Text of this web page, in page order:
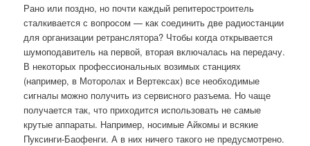
Рано или поздно, но почти каждый репитеростроитель
сталкивается с вопросом — как соединить две радиостанции
для организации ретранслятора? Чтобы когда открывается
шумоподавитель на первой, вторая включалась на передачу.
В некоторых профессиональных возимых станциях
(например, в Моторолах и Вертексах) все необходимые
сигналы можно получить из сервисного разъема. Но чаще
получается так, что приходится использовать не самые
крутые аппараты. Например, носимые Айкомы и всякие
Пуксинги-Баофенги. А в них ничего такого не предусмотрено.